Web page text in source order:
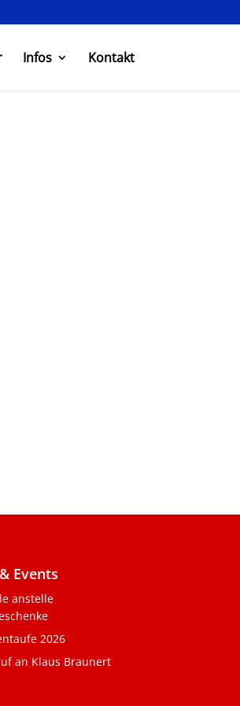
Infos Kontakt
Events
anstelle
2026
an Klaus Braunert